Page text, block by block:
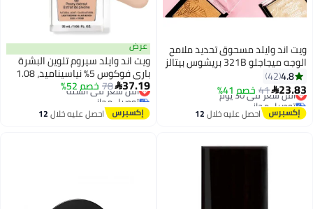
ويت اند وايلد مسحوق تحديد ملامح
الوجه ميجاجلو 321B بريشوس بيتالز
4.8
42
23.83
41خصم 41%
أقل سعر في 30 يوم
توصيل مجاني
أقل سعر في 30 يوماحصل عليه خلال12
عرض
ويت اند وايلد سيروم تلوين البشرة
باري فوكوس 5% نياسيناميد، 1.08
أونصة سائلة
37.19
78خصم 52%
أقل سعر في السنة
توصيل مجاني
أقل سعر في السنة
احصل عليه خلال12